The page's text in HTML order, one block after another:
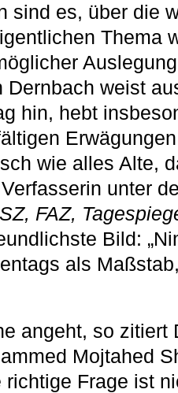
sind es, über die
Thema
Dernbach weist
hin, hebt
wie alles Alte,
unter
SZ, FAZ,
Bild:
als
angeht, so zitiert
Mojtahed
richtige Frage ist